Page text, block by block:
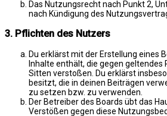
Das Nutzungsrecht nach Punkt 2,
nach Kündigung des
3. Pflichten des Nutzers
Du erklärst mit der Erstellung eines
Inhalte enthält, die gegen geltendes
Sitten verstoßen. Du erklärst
besitzt, die in deinen Beiträgen
zu setzen bzw. zu verwenden.
Der Betreiber des Boards übt das
Verstößen gegen diese